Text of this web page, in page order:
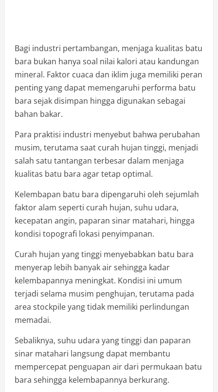
Bagi industri pertambangan, menjaga kualitas batu
bara bukan hanya soal nilai kalori atau kandungan
mineral. Faktor cuaca dan iklim juga memiliki peran
penting yang dapat memengaruhi performa batu
bara sejak disimpan hingga digunakan sebagai
bahan bakar.
Para praktisi industri menyebut bahwa perubahan
musim, terutama saat curah hujan tinggi, menjadi
salah satu tantangan terbesar dalam menjaga
kualitas batu bara agar tetap optimal.
Kelembapan batu bara dipengaruhi oleh sejumlah
faktor alam seperti curah hujan, suhu udara,
kecepatan angin, paparan sinar matahari, hingga
kondisi topografi lokasi penyimpanan.
Curah hujan yang tinggi menyebabkan batu bara
menyerap lebih banyak air sehingga kadar
kelembapannya meningkat. Kondisi ini umum
terjadi selama musim penghujan, terutama pada
area stockpile yang tidak memiliki perlindungan
memadai.
Sebaliknya, suhu udara yang tinggi dan paparan
sinar matahari langsung dapat membantu
mempercepat penguapan air dari permukaan batu
bara sehingga kelembapannya berkurang.